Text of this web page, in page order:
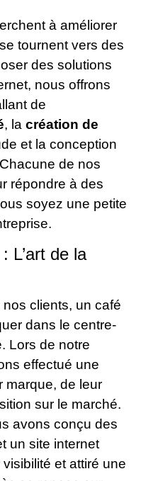
à améliorer
tournent vers des
des solutions
nous offrons
de
, la création de
et la conception
de nos
répondre à des
soyez une petite
L’art de la
nos clients, un café
dans le centre-
Lors de notre
effectué une
marque, de leur
sur le marché.
avons conçu des
un site internet
et attiré une